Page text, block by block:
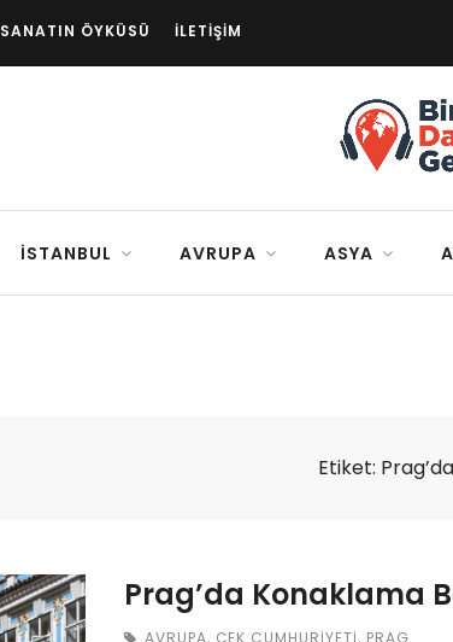
SANATIN ÖYKÜSÜ İLETIŞIM
İSTANBUL AVRUPA ASYA
Etiket:
Prag’da Konaklama
AVRUPA, ÇEK CUMHURIYETI, PRAG